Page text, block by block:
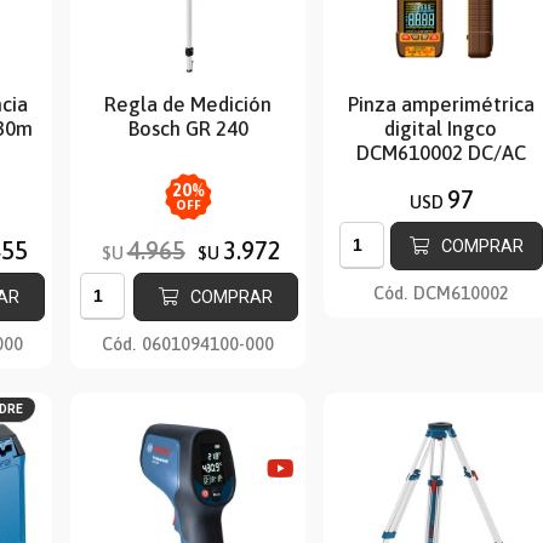
Regla de Medición
Bosch GR 240
20%
OFF
$U 4.965 $U 3.972
COMPRAR
Cód. 0601094100-000
Pinza amperimétrica
digital Ingco
DCM610002 DC/AC
USD 97
COMPRAR
Cód. DCM610002